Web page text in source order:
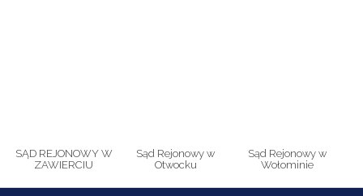
SĄD REJONOWY W
ZAWIERCIU
Sąd Rejonowy w
Otwocku
Sąd Rejonowy w
Wołominie